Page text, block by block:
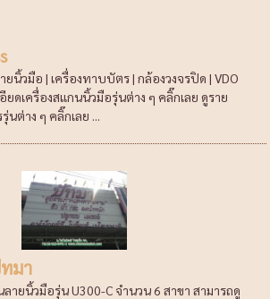
ยนิ้วมือ | เครื่องทาบบัตร | กล้องวงจรปิด | VDO
ยดเครื่องสแกนนิ้วมือรุ่นต่าง ๆ คลิ๊กเลย ดูราย
นต่าง ๆ คลิ๊กเลย ...
มา
ายนิ้วมือรุ่น U300-C จำนวน 6 สาขา สามารถดู